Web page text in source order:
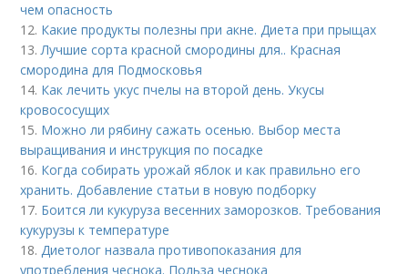
чем опасность
12. Какие продукты полезны при акне. Диета при прыщах
13.Лучшие сорта красной смородины для.. Красная
смородина для Подмосковья
14. Как лечить укус пчелы на второй день. Укусы
кровососущих
15. Можно ли рябину сажать осенью. Выбор места
выращивания и инструкция по посадке
16. Когда собирать урожай яблок и как правильно его
хранить. Добавление статьи в новую подборку
17. Боится ли кукуруза весенних заморозков. Требования
кукурузы к температуре
18.Диетолог назвала противопоказания для
употребления чеснока. Польза чеснока